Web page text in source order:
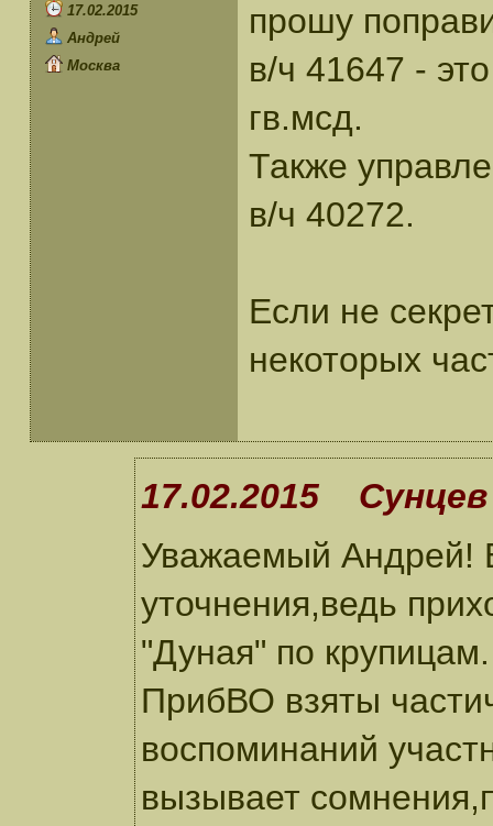
17.02.2015
Андрей
Москва
прошу
в/ч 41647 -
гв.мсд.
Также
в/ч 40272.
Если не
некоторых
17.02.2015
Уважаемый Андрей!
уточнения,ведь
"Дуная" по
ПрибВО взяты
воспоминаний
вызывает